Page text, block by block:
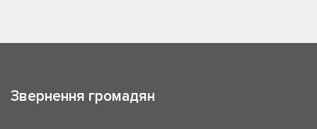
Звернення громадян